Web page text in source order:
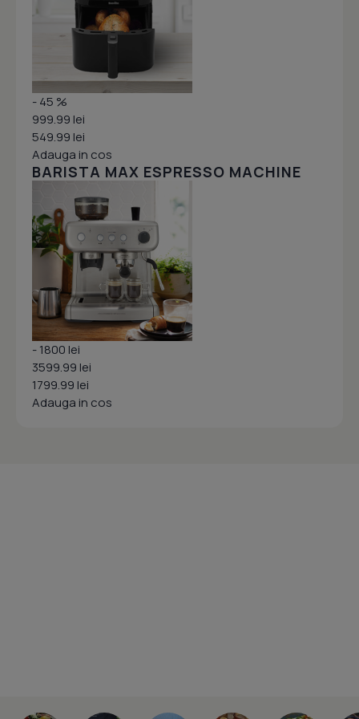
- 45 %
999.99 lei
549.99 lei
Adauga in cos
BARISTA MAX ESPRESSO MACHINE
- 1800 lei
3599.99 lei
1799.99 lei
Adauga in cos